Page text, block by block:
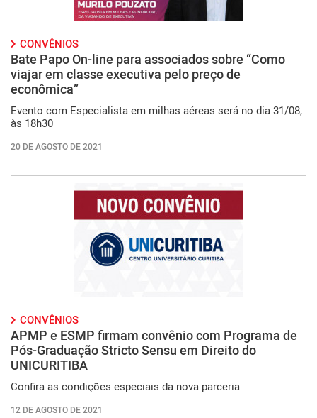
CONVÊNIOS
Bate Papo On-line para associados sobre “Como
viajar em classe executiva pelo preço de
econômica”
Evento com Especialista em milhas aéreas será no dia 31/08,
às 18h30
20 DE AGOSTO DE 2021
CONVÊNIOS
APMP e ESMP firmam convênio com Programa de
Pós-Graduação Stricto Sensu em Direito do
UNICURITIBA
Confira as condições especiais da nova parceria
12 DE AGOSTO DE 2021